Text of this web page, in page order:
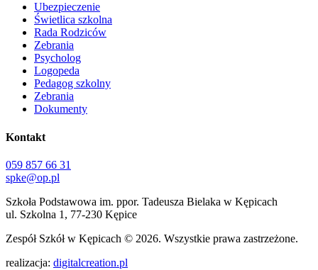
Ubezpieczenie
Świetlica szkolna
Rada Rodziców
Zebrania
Psycholog
Logopeda
Pedagog szkolny
Zebrania
Dokumenty
Kontakt
059 857 66 31
spke@op.pl
Szkoła Podstawowa im. ppor. Tadeusza Bielaka w Kępicach
ul. Szkolna 1, 77-230 Kępice
Zespół Szkół w Kępicach © 2026. Wszystkie prawa zastrzeżone.
realizacja: digitalcreation.pl